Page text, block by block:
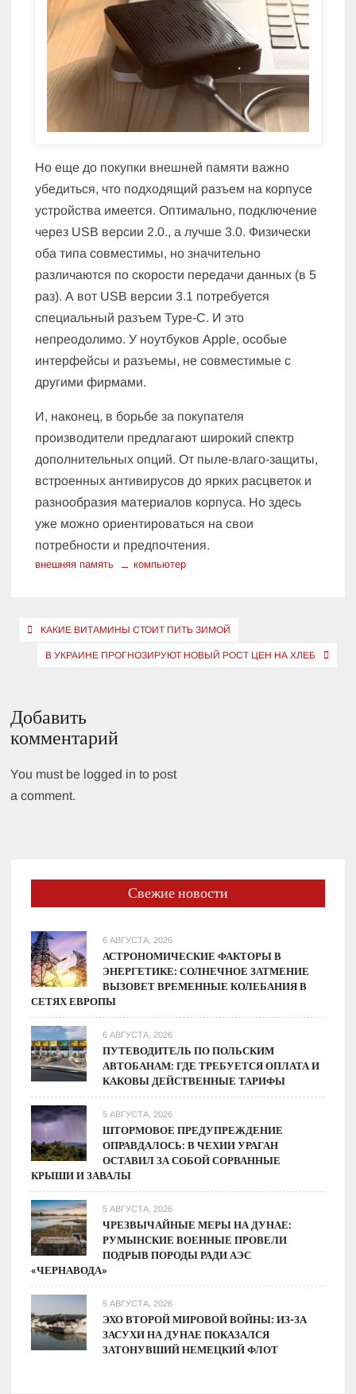
Но еще до покупки внешней памяти важно
убедиться, что подходящий разъем на корпусе
устройства имеется. Оптимально, подключение
через USB версии 2.0., а лучше 3.0. Физически
оба типа совместимы, но значительно
различаются по скорости передачи данных (в 5
раз). А вот USB версии 3.1 потребуется
специальный разъем Туре-С. И это
непреодолимо. У ноутбуков Apple, особые
интерфейсы и разъемы, не совместимые с
другими фирмами.
И, наконец, в борьбе за покупателя
производители предлагают широкий спектр
дополнительных опций. От пыле-влаго-защиты,
встроенных антивирусов до ярких расцветок и
разнообразия материалов корпуса. Но здесь
уже можно ориентироваться на свои
потребности и предпочтения.
внешняя память компьютер
Навигация
КАКИЕ ВИТАМИНЫ СТОИТ ПИТЬ ЗИМОЙ
В УКРАИНЕ ПРОГНОЗИРУЮТ НОВЫЙ РОСТ ЦЕН НА ХЛЕБ
Добавить
комментарий
You must be logged in to post
a comment.
Свежие новости
6 АВГУСТА, 2026
АСТРОНОМИЧЕСКИЕ ФАКТОРЫ В
ЭНЕРГЕТИКЕ: СОЛНЕЧНОЕ ЗАТМЕНИЕ
ВЫЗОВЕТ ВРЕМЕННЫЕ КОЛЕБАНИЯ В
СЕТЯХ ЕВРОПЫ
6 АВГУСТА, 2026
ПУТЕВОДИТЕЛЬ ПО ПОЛЬСКИМ
АВТОБАНАМ: ГДЕ ТРЕБУЕТСЯ ОПЛАТА И
КАКОВЫ ДЕЙСТВЕННЫЕ ТАРИФЫ
5 АВГУСТА, 2026
ШТОРМОВОЕ ПРЕДУПРЕЖДЕНИЕ
ОПРАВДАЛОСЬ: В ЧЕХИИ УРАГАН
ОСТАВИЛ ЗА СОБОЙ СОРВАННЫЕ
КРЫШИ И ЗАВАЛЫ
5 АВГУСТА, 2026
ЧРЕЗВЫЧАЙНЫЕ МЕРЫ НА ДУНАЕ:
РУМЫНСКИЕ ВОЕННЫЕ ПРОВЕЛИ
ПОДРЫВ ПОРОДЫ РАДИ АЭС
«ЧЕРНАВОДА»
5 АВГУСТА, 2026
ЭХО ВТОРОЙ МИРОВОЙ ВОЙНЫ: ИЗ-ЗА
ЗАСУХИ НА ДУНАЕ ПОКАЗАЛСЯ
ЗАТОНУВШИЙ НЕМЕЦКИЙ ФЛОТ